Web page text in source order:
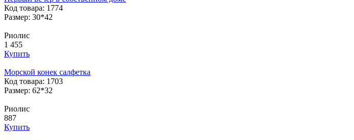
Код товара: 1774
Размер: 30*42
Риолис
1 455
Купить
Морской конек салфетка
Код товара: 1703
Размер: 62*32
Риолис
887
Купить